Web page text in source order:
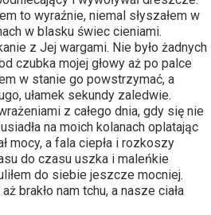
to wyraźnie, niemal słyszałem w
w blasku świec cieniami.
z Jej wargami. Nie było żadnych
czubka mojej głowy aż po palce
w stanie go powstrzymać, a
ułamek sekundy zaledwie.
z całego dnia, gdy się nie
na moich kolanach oplatając
mocy, a fala ciepła i rozkoszy
do czasu uszka i maleńkie
do siebie jeszcze mocniej.
brakło nam tchu, a nasze ciała